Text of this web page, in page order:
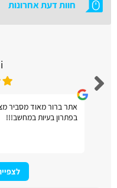
חוות דעת אחרונות
אתר ברור מאוד מסביר
בפתרון בעיות במחשב!!!